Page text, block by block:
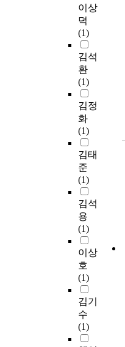
이상
덕
(1)
김석
환
(1)
김정
화
(1)
김태
준
(1)
김석
용
(1)
이상
호
(1)
김기
수
(1)